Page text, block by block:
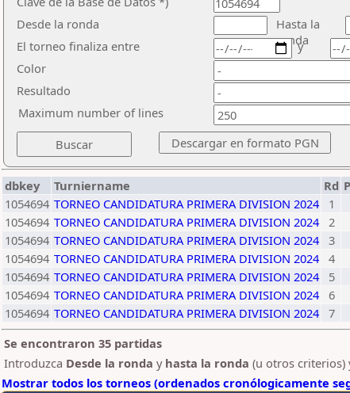
Desde la ronda
Hasta la
ronda
El torneo finaliza entre
Color
Resultado
y
Maximum number of lines
dbkey Turniername Rd
1054694 TORNEO CANDIDATURA PRIMERA DIVISION 2024 1
1054694 TORNEO CANDIDATURA PRIMERA DIVISION 2024 2
1054694 TORNEO CANDIDATURA PRIMERA DIVISION 2024 3
1054694 TORNEO CANDIDATURA PRIMERA DIVISION 2024 4
1054694 TORNEO CANDIDATURA PRIMERA DIVISION 2024 5
1054694 TORNEO CANDIDATURA PRIMERA DIVISION 2024 6
1054694 TORNEO CANDIDATURA PRIMERA DIVISION 2024 7
Se encontraron 35 partidas
Introduzca Desde la ronda y hasta la ronda (u otros criterios)
Mostrar todos los torneos (ordenados cronólogicamente